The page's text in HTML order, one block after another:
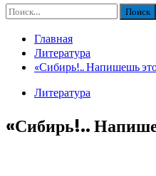
Найти:
Главная
Литература
«Сибирь!.. Напишешь
Литература
«Сибирь!..